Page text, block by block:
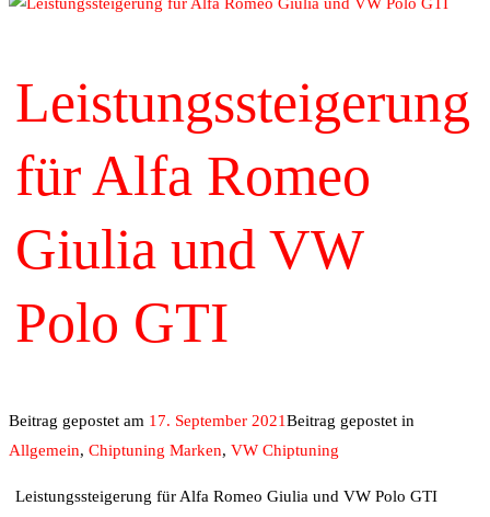
Leistungssteigerung
für Alfa Romeo
Giulia und VW
Polo GTI
Beitrag gepostet am 17. September 2021Beitrag gepostet in
Allgemein, Chiptuning Marken, VW Chiptuning
Leistungssteigerung für Alfa Romeo Giulia und VW Polo GTI